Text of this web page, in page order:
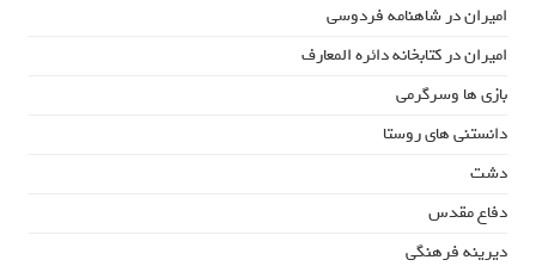
امیران در شاهنامه فردوسی
امیران در کتابخانه دائره المعارف
بازی ها وسرگرمی
دانستنی های روستا
دشت
دفاع مقدس
دیرینه فرهنگی